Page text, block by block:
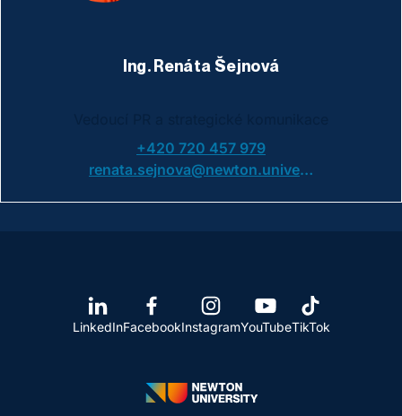
LinkedInFacebookInstagramYouTubeTikTok
Ing. Renáta Šejnová
+420 720 457 979
renata.sejnova@newton.university